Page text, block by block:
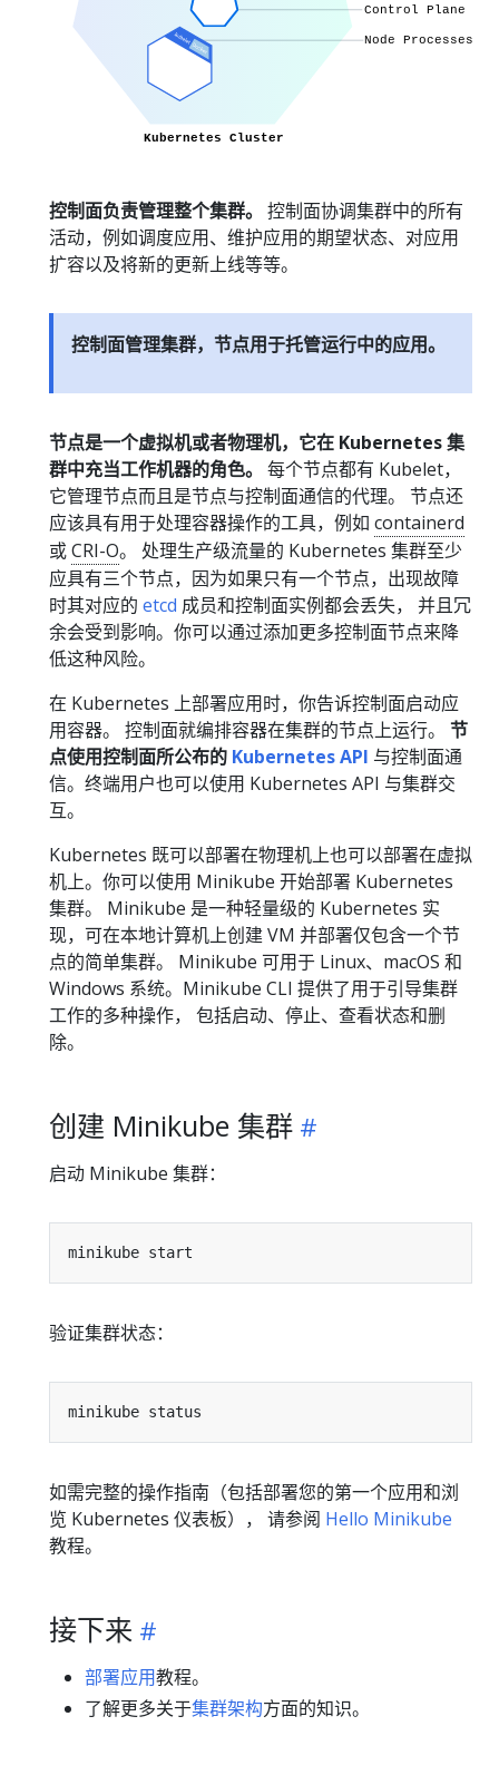
控制面负责管理整个集群。 控制面协调集群中的所有
活动，例如调度应用、维护应用的期望状态、对应用
扩容以及将新的更新上线等等。
控制面管理集群，节点用于托管运行中的应用。
节点是一个虚拟机或者物理机，它在 Kubernetes 集
群中充当工作机器的角色。 每个节点都有 Kubelet，
它管理节点而且是节点与控制面通信的代理。 节点还
应该具有用于处理容器操作的工具，例如 containerd
或CRI-O。 处理生产级流量的 Kubernetes 集群至少
应具有三个节点，因为如果只有一个节点，出现故障
时其对应的 etcd 成员和控制面实例都会丢失， 并且冗
余会受到影响。你可以通过添加更多控制面节点来降
低这种风险。
在 Kubernetes 上部署应用时，你告诉控制面启动应
用容器。 控制面就编排容器在集群的节点上运行。 节
点使用控制面所公布的 Kubernetes API 与控制面通
信。终端用户也可以使用 Kubernetes API 与集群交
互。
Kubernetes 既可以部署在物理机上也可以部署在虚拟
机上。你可以使用 Minikube 开始部署 Kubernetes
集群。 Minikube 是一种轻量级的 Kubernetes 实
现，可在本地计算机上创建 VM 并部署仅包含一个节
点的简单集群。 Minikube 可用于 Linux、macOS 和
Windows 系统。Minikube CLI 提供了用于引导集群
工作的多种操作， 包括启动、停止、查看状态和删
除。
创建 Minikube 集群
启动 Minikube 集群：
验证集群状态：
如需完整的操作指南（包括部署您的第一个应用和浏
览 Kubernetes 仪表板）， 请参阅 Hello Minikube
教程。
接下来
部署应用教程。
了解更多关于集群架构方面的知识。